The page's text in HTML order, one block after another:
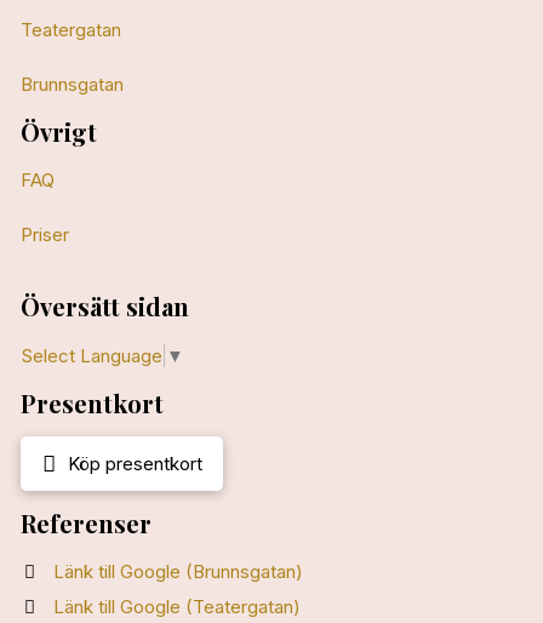
Teatergatan
Brunnsgatan
Övrigt
FAQ
Priser
Översätt sidan
Select Language ▼
Presentkort
Köp presentkort
Referenser
Länk till Google (Brunnsgatan)
Länk till Google (Teatergatan)